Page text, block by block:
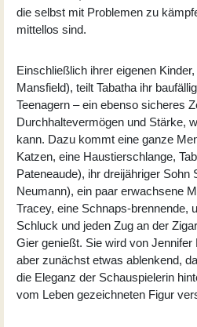
die selbst mit Problemen zu
mittellos sind.
Einschließlich ihrer eigenen
Mansfield), teilt Tabatha ihr
Teenagern – ein ebenso sicheres
Durchhaltevermögen und Stärke,
kann. Dazu kommt eine ganze
Katzen, eine Haustierschlange,
Pateneaude), ihr dreijähriger Sohn
Neumann), ein paar erwachsene
Tracey, eine Schnaps-brennende,
Schluck und jeden Zug an der
Gier genießt. Sie wird von Jennifer
aber zunächst etwas ablenkend,
die Eleganz der Schauspielerin
vom Leben gezeichneten Figur